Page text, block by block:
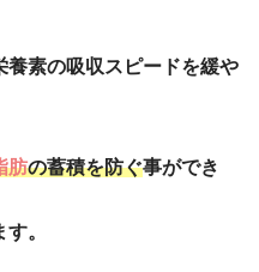
養素の吸収スピードを緩や
肪の蓄積を防ぐ事ができ
。